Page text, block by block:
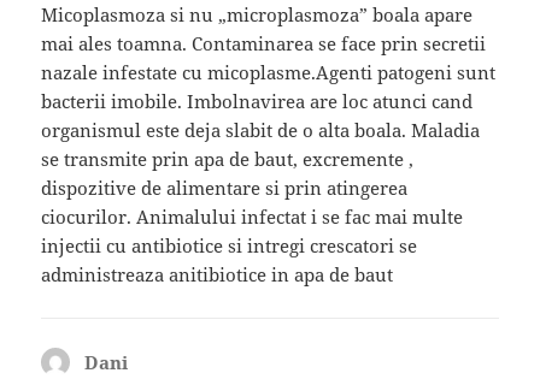
Micoplasmoza si nu „microplasmoza” boala apare
mai ales toamna. Contaminarea se face prin secretii
nazale infestate cu micoplasme.Agenti patogeni sunt
bacterii imobile. Imbolnavirea are loc atunci cand
organismul este deja slabit de o alta boala. Maladia
se transmite prin apa de baut, excremente ,
dispozitive de alimentare si prin atingerea
ciocurilor. Animalului infectat i se fac mai multe
injectii cu antibiotice si intregi crescatori se
administreaza anitibiotice in apa de baut
Dani